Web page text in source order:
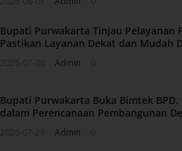
Bupati Purwakarta Tinjau Pelayanan
Pastikan Layanan Dekat dan Mudah
Admin
Bupati Purwakarta Buka Bimtek
dalam Perencanaan Pembangunan
Admin